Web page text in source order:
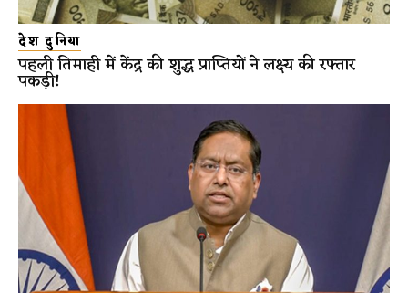
देश दुनिया
पहली तिमाही में केंद्र की शुद्ध प्राप्तियों ने लक्ष्य की रफ्तार
पकड़ी!